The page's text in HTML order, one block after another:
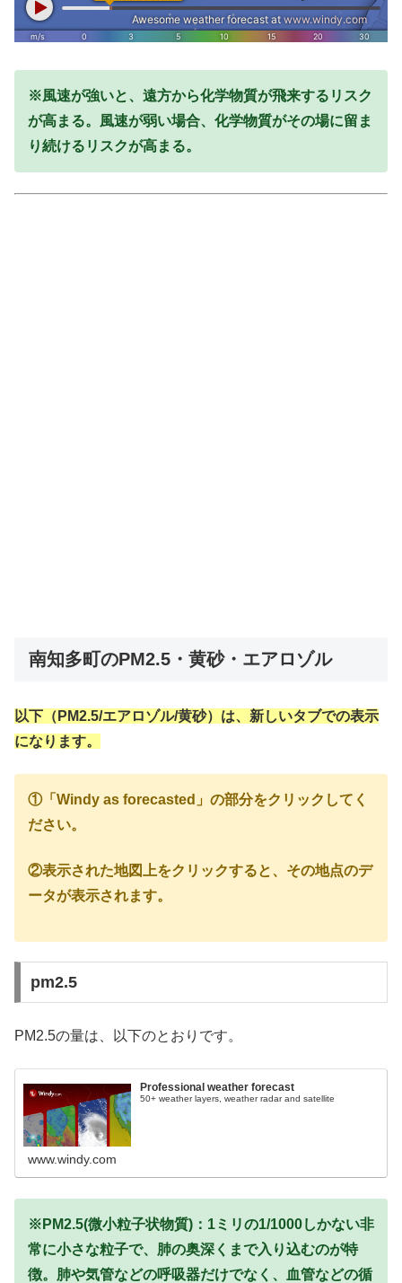
※風速が強いと、遠方から化学物質が飛来するリスク
が高まる。風速が弱い場合、化学物質がその場に留ま
り続けるリスクが高まる。
南知多町のPM2.5・黄砂・エアロゾル
以下（PM2.5/エアロゾル/黄砂）は、新しいタブでの表示
になります。
①「Windy as forecasted」の部分をクリックしてく
ださい。
②表示された地図上をクリックすると、その地点のデ
ータが表示されます。
pm2.5
PM2.5の量は、以下のとおりです。
Professional weather forecast
50+ weather layers, weather radar and satellite
www.windy.com
※PM2.5(微小粒子状物質)：1ミリの1/1000しかない非
常に小さな粒子で、肺の奥深くまで入り込むのが特
徴。肺や気管などの呼吸器だけでなく、血管などの循